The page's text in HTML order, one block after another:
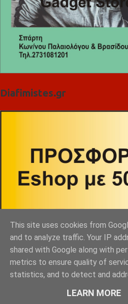
Diafimistes.gr
This site uses cookies from
and to analyze traffic. Your IP
shared with Google along with
metrics to ensure quality of
statistics, and to detect and
LEARN MORE